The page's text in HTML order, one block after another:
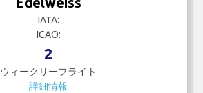
IATA:
ICAO:
2
ウィークリーフライト
詳細情報